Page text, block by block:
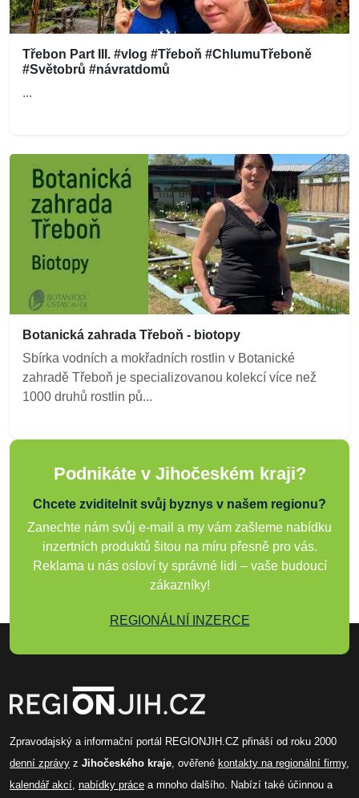
Třebon Part III. #vlog #Třeboň #ChlumuTřeboně
#Světobrů #návratdomů
...
Botanická zahrada Třeboň - biotopy
Sbírka vodních a mokřadních rostlin v Botanické
zahradě Třeboň je specializovanou kolekcí více než
1000 druhů rostlin pů...
Podnikáte v Jihočeském kraji?
Chcete zviditelnit svůj byznys v našem regionu?
Zanechte nám svůj e-mail a my vám zašleme nabídku
inzertních produktů šitou na míru přesně pro vás.
Reklama u nás osloví ty správné lidi – vaše budoucí
zákazníky!
REGIONÁLNÍ INZERCE
Zpravodajský a informační portál REGIONJIH.CZ přináší od roku 2000
denní zprávy z Jihočeského kraje , ověřené kontakty na regionální firmy,
kalendář akcí nabídky práce a mnoho dalšího. Nabízí také účinnou a